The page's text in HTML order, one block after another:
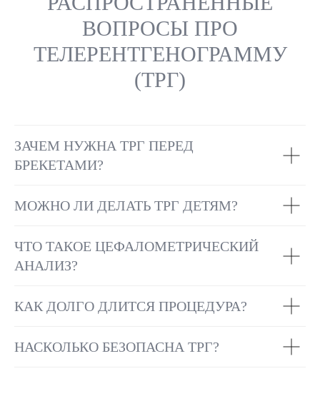
ВОПРОСЫ ПРО
ТЕЛЕРЕНТГЕНОГРАММУ
(ТРГ)
ЗАЧЕМ НУЖНА ТРГ ПЕРЕД
БРЕКЕТАМИ?
МОЖНО ЛИ ДЕЛАТЬ ТРГ ДЕТЯМ?
ЧТО ТАКОЕ ЦЕФАЛОМЕТРИЧЕСКИЙ
АНАЛИЗ?
КАК ДОЛГО ДЛИТСЯ ПРОЦЕДУРА?
НАСКОЛЬКО БЕЗОПАСНА ТРГ?